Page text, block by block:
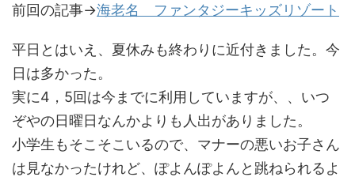
前回の記事→海老名 ファンタジーキッズリゾート
平日とはいえ、夏休みも終わりに近付きました。今
日は多かった。
実に4，5回は今までに利用していますが、、いつ
ぞやの日曜日なんかよりも人出がありました。
小学生もそこそこいるので、マナーの悪いお子さん
は見なかったけれど、ぽよんぽよんと跳ねられるよ